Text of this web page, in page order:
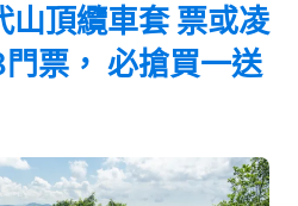
頂纜車套 票或凌
票， 必搶買一送